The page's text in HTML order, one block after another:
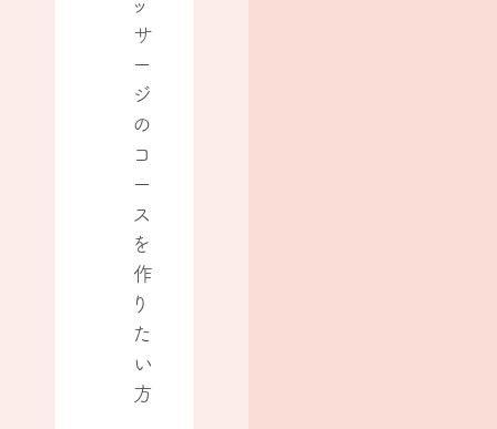
ッ
サ
ー
ジ
の
コ
ー
ス
を
作
り
た
い
方